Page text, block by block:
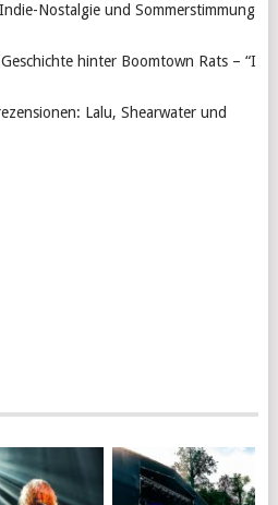
Nostalgie und Sommerstimmung
hinter Boomtown Rats – “I
Lalu, Shearwater und